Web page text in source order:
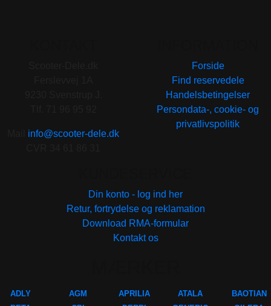
info@scooter-dele.dk
Forside
Find reservedele
Handelsbetingelser
Persondata-, cookie- og
privatlivspolitik
Din konto - log ind her
Retur, fortrydelse og reklamation
Download RMA-formular
Kontakt os
ADLY
AGM
APRILIA
ATALA
BAOTIAN